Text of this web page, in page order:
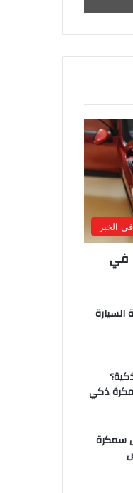
الخبر
في
السيارة
ذكي
سمكرة